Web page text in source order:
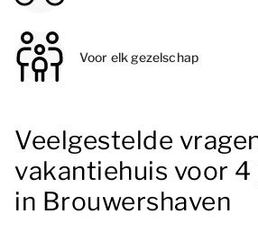
Voor elk gezelschap
Veelgestelde
vakantiehuis voor 4
in Brouwershaven